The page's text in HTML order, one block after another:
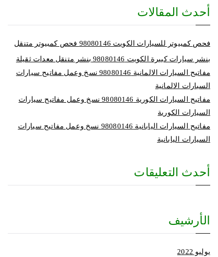
أحدث المقالات
فحص كمبيوتر للسيارات الكويت 98080146‬ فحص كمبيوتر متنقل
بنشر سيارات كبيرة الكويت 98080146‬ بنشر متنقل معدات ثقيلة
مفاتيح السيارات الالمانية 98080146‬ نسخ وعمل مفاتيح سيارات
السيارات الالمانية
مفاتيح السيارات الكورية 98080146‬ نسخ وعمل مفاتيح سيارات
السيارات الكورية
مفاتيح السيارات اليابانية 98080146‬ نسخ وعمل مفاتيح سيارات
السيارات اليابانية
أحدث التعليقات
الأرشيف
يوليو 2022